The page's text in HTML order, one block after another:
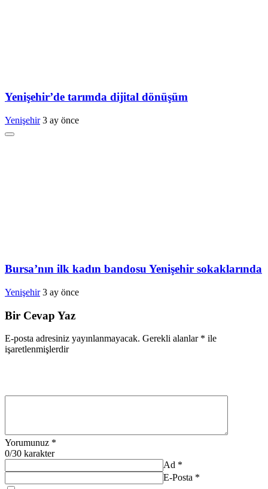
Yenişehir’de tarımda dijital dönüşüm
Yenişehir 3 ay önce
Bursa’nın ilk kadın bandosu Yenişehir sokaklarında
Yenişehir 3 ay önce
Bir Cevap Yaz
E-posta adresiniz yayınlanmayacak. Gerekli alanlar * ile
işaretlenmişlerdir
Yorumunuz *
0/30 karakter
Ad *
E-Posta *